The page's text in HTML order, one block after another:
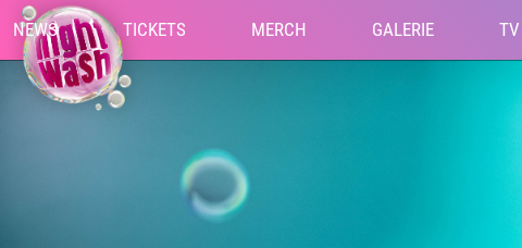
NEWS TICKETS MERCH GALERIE TV